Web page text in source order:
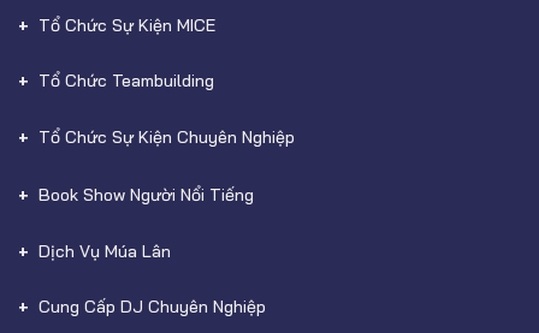
Tổ Chức Sự Kiện MICE
Tổ Chức Teambuilding
Tổ Chức Sự Kiện Chuyên Nghiệp
Book Show Người Nổi Tiếng
Dịch Vụ Múa Lân
Cung Cấp DJ Chuyên Nghiệp